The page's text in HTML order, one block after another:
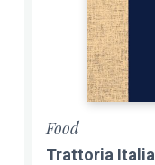
Food
Trattoria Italia